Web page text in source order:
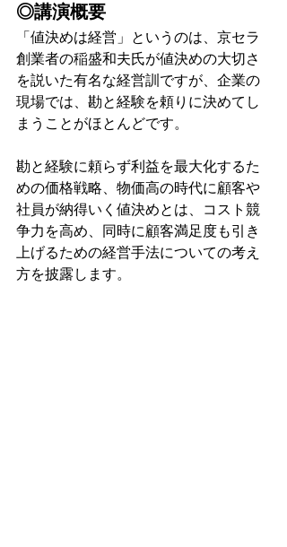
◎講演概要
「値決めは経営」というのは、京セラ
創業者の稲盛和夫氏が値決めの大切さ
を説いた有名な経営訓ですが、企業の
現場では、勘と経験を頼りに決めてし
まうことがほとんどです。
勘と経験に頼らず利益を最大化するた
めの価格戦略、物価高の時代に顧客や
社員が納得いく値決めとは、コスト競
争力を高め、同時に顧客満足度も引き
上げるための経営手法についての考え
方を披露します。